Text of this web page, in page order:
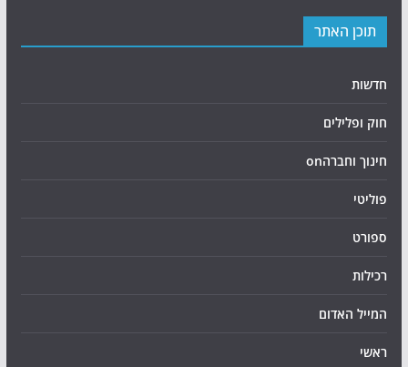
תוכן האתר
חדשות
חוק ופלילים
חינוך וחברהon
פוליטי
ספורט
רכילות
המייל האדום
ראשי